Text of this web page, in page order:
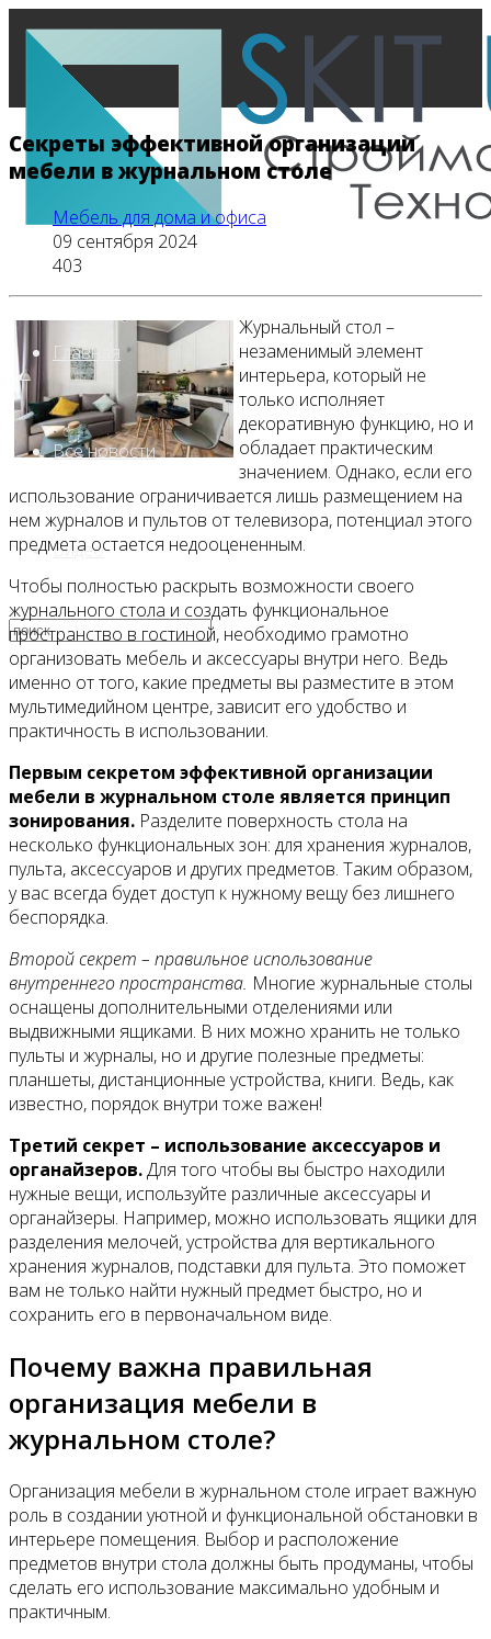
Главная
Все новости
Видео
Секреты эффективной организации
мебели в журнальном столе
Мебель для дома и офиса
09 сентября 2024
403
Журнальный стол –
незаменимый элемент
интерьера, который не
только исполняет
декоративную функцию, но и
обладает практическим
значением. Однако, если его
использование ограничивается лишь размещением на
нем журналов и пультов от телевизора, потенциал этого
предмета остается недооцененным.
Чтобы полностью раскрыть возможности своего
журнального стола и создать функциональное
пространство в гостиной, необходимо грамотно
организовать мебель и аксессуары внутри него. Ведь
именно от того, какие предметы вы разместите в этом
мультимедийном центре, зависит его удобство и
практичность в использовании.
Первым секретом эффективной организации
мебели в журнальном столе является принцип
зонирования. Разделите поверхность стола на
несколько функциональных зон: для хранения журналов,
пульта, аксессуаров и других предметов. Таким образом,
у вас всегда будет доступ к нужному вещу без лишнего
беспорядка.
Второй секрет – правильное использование
внутреннего пространства. Многие журнальные столы
оснащены дополнительными отделениями или
выдвижными ящиками. В них можно хранить не только
пульты и журналы, но и другие полезные предметы:
планшеты, дистанционные устройства, книги. Ведь, как
известно, порядок внутри тоже важен!
Третий секрет – использование аксессуаров и
органайзеров.Для того чтобы вы быстро находили
нужные вещи, используйте различные аксессуары и
органайзеры. Например, можно использовать ящики для
разделения мелочей, устройства для вертикального
хранения журналов, подставки для пульта. Это поможет
вам не только найти нужный предмет быстро, но и
сохранить его в первоначальном виде.
Почему важна правильная
организация мебели в
журнальном столе?
Организация мебели в журнальном столе играет важную
роль в создании уютной и функциональной обстановки в
интерьере помещения. Выбор и расположение
предметов внутри стола должны быть продуманы, чтобы
сделать его использование максимально удобным и
практичным.